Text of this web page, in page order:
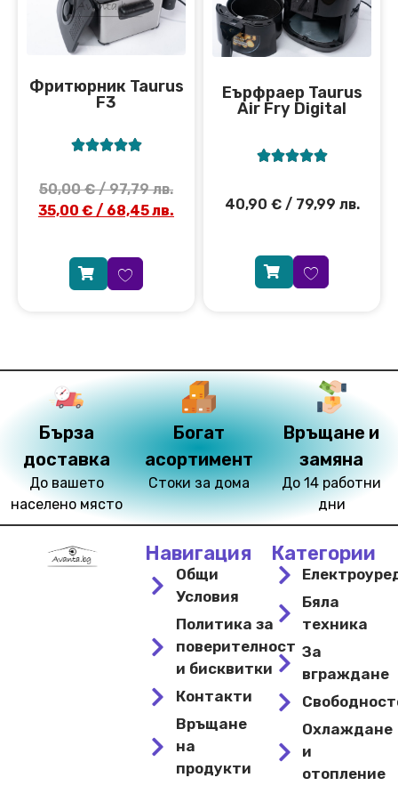
Фритюрник Taurus
F3

50,00€/ 97,79 лв.
35,00 € / 68,45 лв.
Еърфраер Taurus
Air Fry Digital

40,90 €/ 79,99 лв.
Бърза
доставка
До вашето
населено място
Богат
асортимент
Стоки за дома
Връщане и
замяна
До 14 работни
дни
Навигация
Общи
Условия
Политика за
поверителност
и бисквитки
Контакти
Връщане
на
продукти
Категории
Бяла
техника
За
вграждане
Охлаждане
и
отопление